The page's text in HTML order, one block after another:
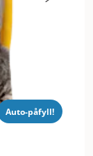
Auto-påfyll!